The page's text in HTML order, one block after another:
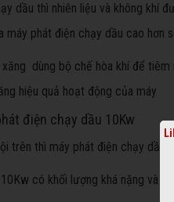
dầu thì nhiên liệu và không khí
máy phát điện chạy dầu cao hơn
dùng bộ chế hòa khí để
hiệu quả hoạt động của máy
điện chạy dầu 10Kw
trên thì máy phát điện chạy dầu
có khối lượng khá nặng và